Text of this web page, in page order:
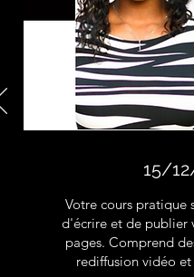
15/
Votre cours pratique
d'écrire et de publier
pages. Comprend
rediffusion vidéo